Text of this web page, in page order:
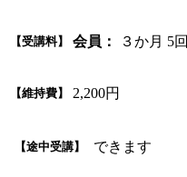
【受講料】 会員： ３か月 5
【維持費】 2,200円
【途中受講】 できます